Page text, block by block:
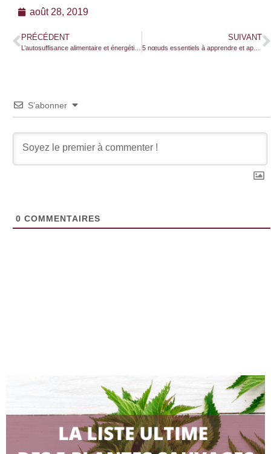
août 28, 2019
PRÉCÉDENT SUIVANT
5 nœuds essentiels à apprendre et appliquer en condition de survie
S’abonner
0 COMMENTAIRES